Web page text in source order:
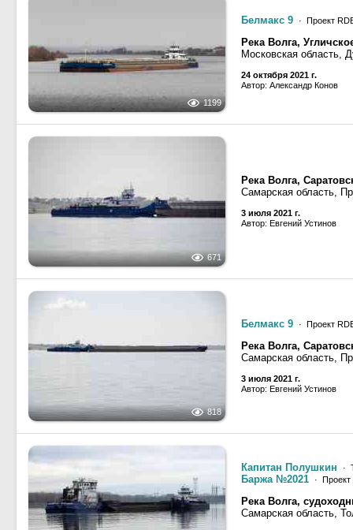
1199
Белмакс 9 · Проект
Река Волга,
Московская область,
24 октября 2021 г.
Автор: Александр Конов
671
Река Волга,
Самарская область,
3 июля 2021 г.
Автор: Евгений Устинов
818
Белмакс 9 · Проект
Река Волга,
Самарская область,
3 июля 2021 г.
Автор: Евгений Устинов
Капитан Полушкин ·
Баржа №2021 ·
Река Волга,
Самарская область,